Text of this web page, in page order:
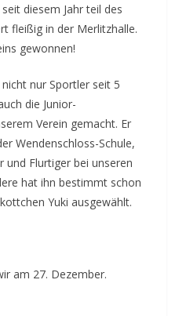
diesem Jahr teil des
fleißig in der Merlitzhalle.
gewonnen!
nur Sportler seit 5
die Junior-
Verein gemacht. Er
Wendenschloss-Schule,
Flurtiger bei unseren
hat ihn bestimmt schon
Yuki ausgewählt.
am 27. Dezember.